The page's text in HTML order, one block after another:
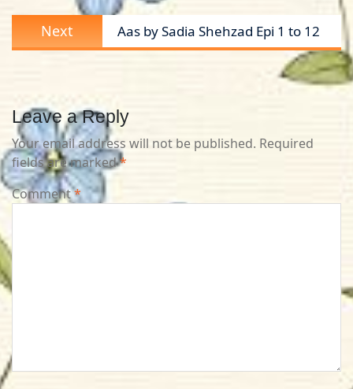
Next
Next
post:
Aas by Sadia Shehzad Epi 1 to 12
Leave a Reply
Your email address will not be published. Required
fields are marked*
Comment*